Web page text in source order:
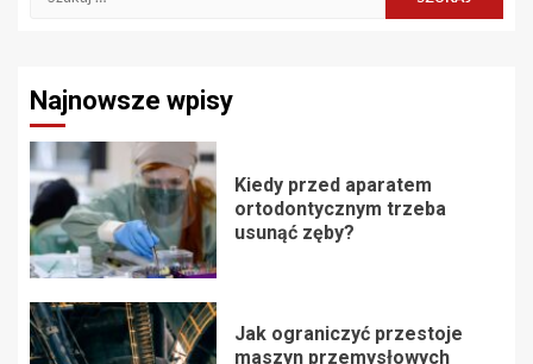
Najnowsze wpisy
Kiedy przed aparatem
ortodontycznym trzeba
usunąć zęby?
Jak ograniczyć przestoje
maszyn przemysłowych